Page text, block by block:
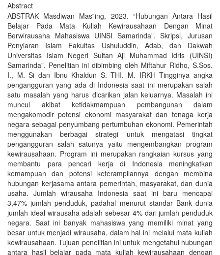
Abstract
ABSTRAK Masdiwan Mas‟ing, 2023. “Hubungan Antara Hasil
Belajar Pada Mata Kuliah Kewirausahaan Dengan Minat
Berwirausaha Mahasiswa UINSI Samarinda”. Skripsi, Jurusan
Penyiaran Islam Fakultas Ushuluddin, Adab, dan Dakwah
Universitas Islam Negeri Sultan Aji Muhammad Idris (UINSI)
Samarinda”. Penelitian ini dibimbing oleh Miftahur Ridho, S.Sos.
I., M. Si dan Ibnu Khaldun S. THI. M. IRKH Tingginya angka
pengangguran yang ada di Indonesia saat ini merupakan salah
satu masalah yang harus dicarikan jalan keluarnya. Masalah ini
muncul akibat ketidakmampuan pembangunan dalam
mengakomodir potensi ekonomi masyarakat dan tenaga kerja
negara sebagai penyumbang pertumbuhan ekonomi. Pemerintah
menggunakan berbagai strategi untuk mengatasi tingkat
pengangguran salah satunya yaitu mengembangkan program
kewirausahaan. Program ini merupakan rangkaian kursus yang
membantu para pencari kerja di Indonesia meningkatkan
kemampuan dan potensi keterampilannya dengan membina
hubungan kerjasama antara pemerintah, masyarakat, dan dunia
usaha. Jumlah wirausaha Indonesia saat ini baru mencapai
3,47% jumlah penduduk, padahal menurut standar Bank dunia
jumlah ideal wirausaha adalah sebesar 4% dari jumlah penduduk
negara. Saat ini banyak mahasiswa yang memiliki minat yang
besar untuk menjadi wirausaha, dalam hal ini melalui mata kuliah
kewirausahaan. Tujuan penelitian ini untuk mengetahui hubungan
antara hasil belajar pada mata kuliah kewirausahaan dengan